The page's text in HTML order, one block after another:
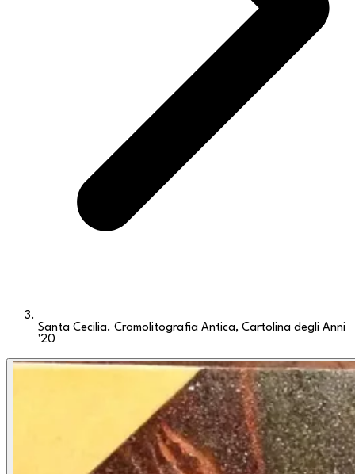
Santa Cecilia. Cromolitografia Antica, Cartolina degli Anni
'20